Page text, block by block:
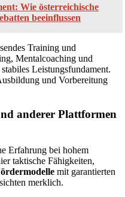
Wie österreichische
beeinflussen
Training und
Mentalcoaching und
Leistungsfundament.
und Vorbereitung
anderer Plattformen
Erfahrung bei hohem
taktische Fähigkeiten,
mit garantierten
merklich.